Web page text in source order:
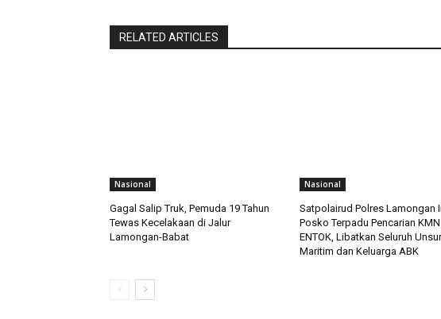
RELATED ARTICLES
Nasional
Gagal Salip Truk, Pemuda 19 Tahun
Tewas Kecelakaan di Jalur
Lamongan-Babat
Nasional
Satpolairud Polres Lamongan
Posko Terpadu Pencarian KMN
ENTOK, Libatkan Seluruh Unsur
Maritim dan Keluarga ABK